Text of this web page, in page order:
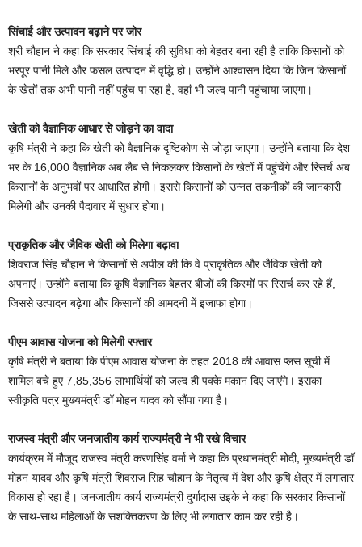
सिंचाई और उत्पादन बढ़ाने पर जोर
श्री चौहान ने कहा कि सरकार सिंचाई की सुविधा को बेहतर बना रही है ताकि किसानों को
भरपूर पानी मिले और फसल उत्पादन में वृद्धि हो। उन्होंने आश्वासन दिया कि जिन किसानों
के खेतों तक अभी पानी नहीं पहुंच पा रहा है, वहां भी जल्द पानी पहुंचाया जाएगा।
खेती को वैज्ञानिक आधार से जोड़ने का वादा
कृषि मंत्री ने कहा कि खेती को वैज्ञानिक दृष्टिकोण से जोड़ा जाएगा। उन्होंने बताया कि देश
भर के 16,000 वैज्ञानिक अब लैब से निकलकर किसानों के खेतों में पहुंचेंगे और रिसर्च अब
किसानों के अनुभवों पर आधारित होगी। इससे किसानों को उन्नत तकनीकों की जानकारी
मिलेगी और उनकी पैदावार में सुधार होगा।
प्राकृतिक और जैविक खेती को मिलेगा बढ़ावा
शिवराज सिंह चौहान ने किसानों से अपील की कि वे प्राकृतिक और जैविक खेती को
अपनाएं। उन्होंने बताया कि कृषि वैज्ञानिक बेहतर बीजों की किस्मों पर रिसर्च कर रहे हैं,
जिससे उत्पादन बढ़ेगा और किसानों की आमदनी में इजाफा होगा।
पीएम आवास योजना को मिलेगी रफ्तार
कृषि मंत्री ने बताया कि पीएम आवास योजना के तहत 2018 की आवास प्लस सूची में
शामिल बचे हुए 7,85,356 लाभार्थियों को जल्द ही पक्के मकान दिए जाएंगे। इसका
स्वीकृति पत्र मुख्यमंत्री डॉ मोहन यादव को सौंपा गया है।
राजस्व मंत्री और जनजातीय कार्य राज्यमंत्री ने भी रखे विचार
कार्यक्रम में मौजूद राजस्व मंत्री करणसिंह वर्मा ने कहा कि प्रधानमंत्री मोदी, मुख्यमंत्री डॉ
मोहन यादव और कृषि मंत्री शिवराज सिंह चौहान के नेतृत्व में देश और कृषि क्षेत्र में लगातार
विकास हो रहा है। जनजातीय कार्य राज्यमंत्री दुर्गादास उइके ने कहा कि सरकार किसानों
के साथ-साथ महिलाओं के सशक्तिकरण के लिए भी लगातार काम कर रही है।